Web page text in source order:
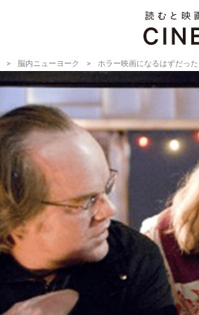
脳内ニューヨーク ホラー映画になるはずだっ